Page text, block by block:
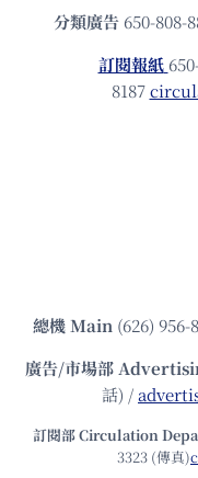
分類廣告 650-808-
訂閱報紙
8187
總機Main (626) 956-
廣告/市場部
話) /
訂閱部 Circulation
3323 (傳真)